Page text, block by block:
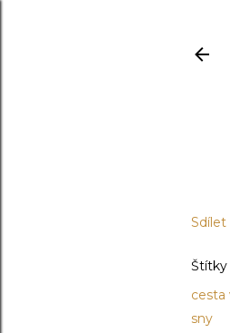
Sdílet
Štítky
cesta
sny